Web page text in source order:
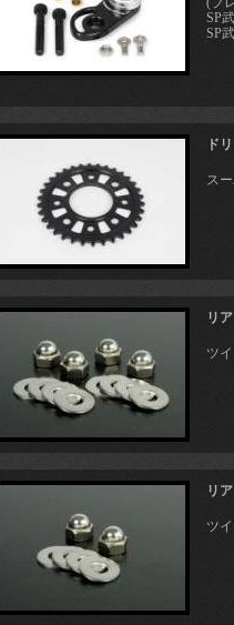
SP
SP
ド
ス
リ
ツ
リ
ツ